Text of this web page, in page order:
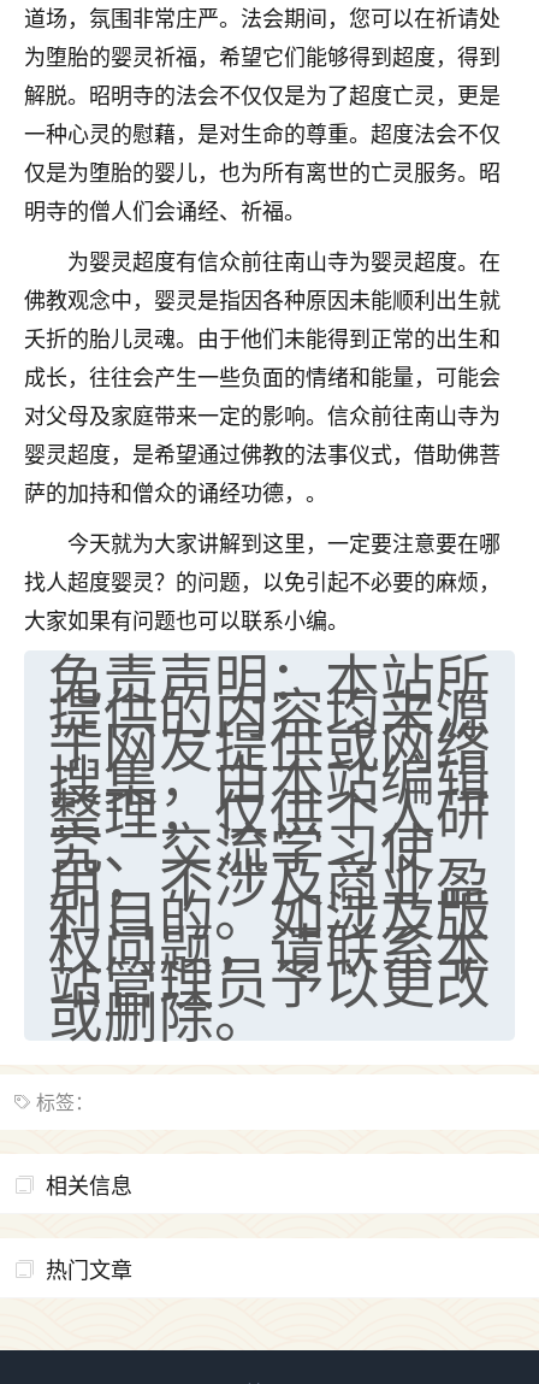
道场，氛围非常庄严。法会期间，您可以在祈请处
为堕胎的婴灵祈福，希望它们能够得到超度，得到
解脱。昭明寺的法会不仅仅是为了超度亡灵，更是
一种心灵的慰藉，是对生命的尊重。超度法会不仅
仅是为堕胎的婴儿，也为所有离世的亡灵服务。昭
明寺的僧人们会诵经、祈福。
为婴灵超度有信众前往南山寺为婴灵超度。在
佛教观念中，婴灵是指因各种原因未能顺利出生就
夭折的胎儿灵魂。由于他们未能得到正常的出生和
成长，往往会产生一些负面的情绪和能量，可能会
对父母及家庭带来一定的影响。信众前往南山寺为
婴灵超度，是希望通过佛教的法事仪式，借助佛菩
萨的加持和僧众的诵经功德，。
今天就为大家讲解到这里，一定要注意要在哪
找人超度婴灵？的问题，以免引起不必要的麻烦，
大家如果有问题也可以联系小编。
免责声明：本站所
提供的内容均来源
于网友提供或网络
搜集，由本站编辑
整理，仅供个人研
究、交流学习使
用，不涉及商业盈
利目的。如涉及版
权问题，请联系本
站管理员予以更改
或删除。
标签：
相关信息
热门文章
优秀的张同学
老师收徒吗？？我对这些很感兴趣
2天前 来自山西